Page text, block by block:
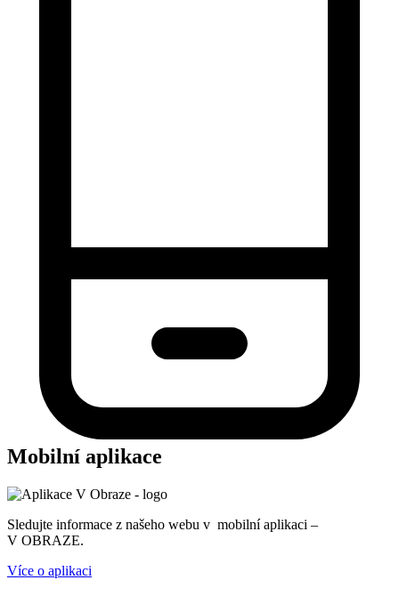
Mobilní aplikace
Sledujte informace z našeho webu v mobilní aplikaci –
V OBRAZE.
Více o aplikaci